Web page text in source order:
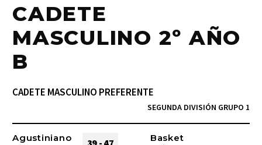
CADETE
MASCULINO 2º AÑO
B
CADETE MASCULINO PREFERENTE
SEGUNDA DIVISIÓN GRUPO 1
Agustiniano 39 - 47
Basket